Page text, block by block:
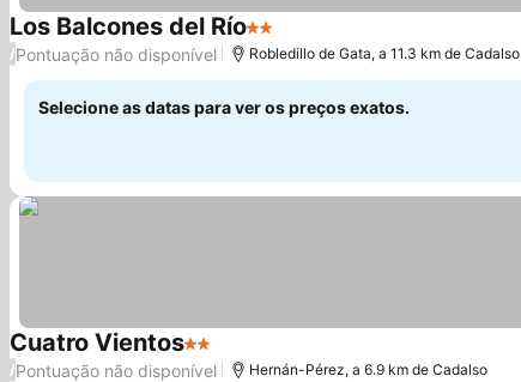
Los Balcones del Río2 Estrelas
/Pontuação não disponível Robledillo de Gata, a 11.3 km de Cadalso
Selecione as datas para ver os preços exatos.
Cuatro Vientos2 Estrelas
/Pontuação não disponível Hernán-Pérez, a 6.9 km de Cadalso